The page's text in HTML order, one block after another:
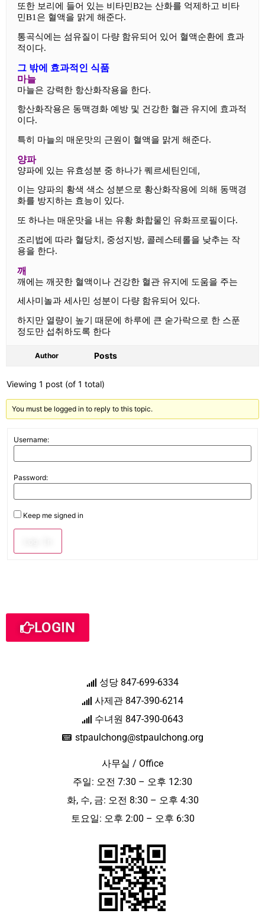
또한 보리에 들어 있는 비타민B2는 산화를 억제하고 비타
민B1은 혈액을 맑게 해준다.
통곡식에는 섬유질이 다량 함유되어 있어 혈액순환에 효과
적이다.
그 밖에 효과적인 식품
마늘
마늘은 강력한 항산화작용을 한다.
항산화작용은 동맥경화 예방 및 건강한 혈관 유지에 효과적
이다.
특히 마늘의 매운맛의 근원이 혈액을 맑게 해준다.
양파
양파에 있는 유효성분 중 하나가 퀘르세틴인데,
이는 양파의 황색 색소 성분으로 황산화작용에 의해 동맥경
화를 방지하는 효능이 있다.
또 하나는 매운맛을 내는 유황 화합물인 유화프로필이다.
조리법에 따라 혈당치, 중성지방, 콜레스테롤을 낮추는 작
용을 한다.
깨
깨에는 깨끗한 혈액이나 건강한 혈관 유지에 도움을 주는
세사미놀과 세사민 성분이 다량 함유되어 있다.
하지만 열량이 높기 때문에 하루에 큰 숟가락으로 한 스푼
정도만 섭취하도록 한다
Author Posts
Viewing 1 post (of 1 total)
You must be logged in to reply to this topic.
Username:
Password:
Keep me signed in
LOGIN
성당 847-699-6334
사제관 847-390-6214
수녀원 847-390-0643
stpaulchong@stpaulchong.org
사무실 / Office
주일: 오전 7:30 – 오후 12:30
화, 수, 금: 오전 8:30 – 오후 4:30
토요일: 오후 2:00 – 오후 6:30